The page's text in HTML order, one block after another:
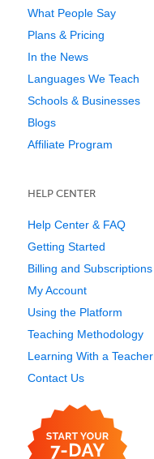
What People Say
Plans & Pricing
In the News
Languages We Teach
Schools & Businesses
Blogs
Affiliate Program
HELP CENTER
Help Center & FAQ
Getting Started
Billing and Subscriptions
My Account
Using the Platform
Teaching Methodology
Learning With a Teacher
Contact Us